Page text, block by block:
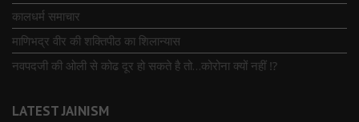
कालधर्म समाचार
माणिभद्र वीर की शक्तिपीठ का शिलान्यास
नवपदजी की ओली से कोढ दूर हो सकते है तो…कोरोना क्यों नहीं ⁉️
LATEST JAINISM